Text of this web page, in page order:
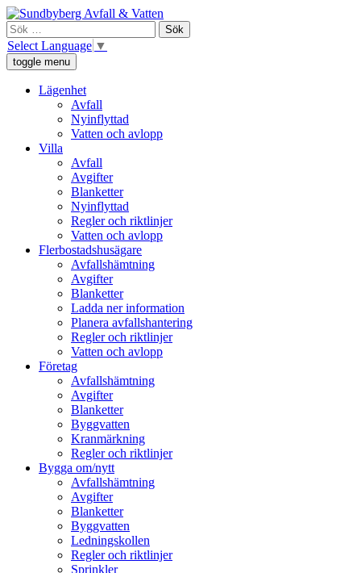
Skip
to
content
Sundbyberg Avfall och Vatten
Vi ansvarar för sophämtning, leverans av rent dricksvatten och att
avloppsvattnet tas omhand i Sundbyberg.
Sök
efter:
Select Language ▼
toggle menu
Lägenhet
Avfall
Nyinflyttad
Vatten och avlopp
Villa
Avfall
Avgifter
Blanketter
Nyinflyttad
Regler och riktlinjer
Vatten och avlopp
Flerbostadshusägare
Avfallshämtning
Avgifter
Blanketter
Ladda ner information
Planera avfallshantering
Regler och riktlinjer
Vatten och avlopp
Företag
Avfallshämtning
Avgifter
Blanketter
Byggvatten
Kranmärkning
Regler och riktlinjer
Bygga om/nytt
Avfallshämtning
Avgifter
Blanketter
Byggvatten
Ledningskollen
Regler och riktlinjer
Sprinkler